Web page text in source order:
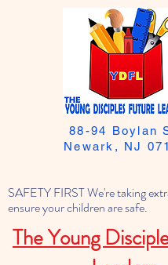
SAFETY FIRST We're taking
ensure your children are safe.
The Young
88-94 Boylan
Newark, NJ